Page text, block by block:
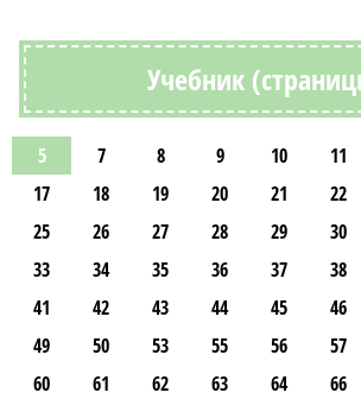
Учебник
5 7 8 9 10 11
17
18 19 20 21 22
25
26 27 28 29 30
33
34 35 36 37 38
41
42 43 44 45 46
49
50 53 55 56 57
60
61 62 63 64 66